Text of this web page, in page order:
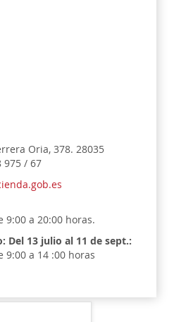
Oria, 378. 28035
975 / 67
9:00 a 20:00 horas.
Del 13 julio al 11 de sept.:
9:00 a 14 :00 horas